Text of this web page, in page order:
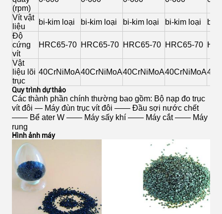
(rpm)
Vít vật
liệu
bi-kim loại bi-kim loại bi-kim loại bi-kim loại
bi-
Độ
cứng
vít
HRC65-70 HRC65-70 HRC65-70 HRC65-70
Vật
liệu lõi
trục
40CrNiMoA40CrNiMoA40CrNiMoA40CrNiMoA
Quy trình dự thảo
Các thành phần chính thường bao gồm: Bộ nạp đo trục
vít đôi — Máy đùn trục vít đôi —— Đầu sợi nước chết
—— Bể ater W —— Máy sấy khí —— Máy cắt —— Máy
rung
Hình ảnh máy